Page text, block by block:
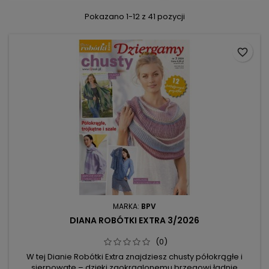
Pokazano 1-12 z 41 pozycji
MARKA: BPV
DIANA ROBÓTKI EXTRA 3/2026
(0)
W tej Dianie Robótki Extra znajdziesz chusty półokrągłe i
favorite_border